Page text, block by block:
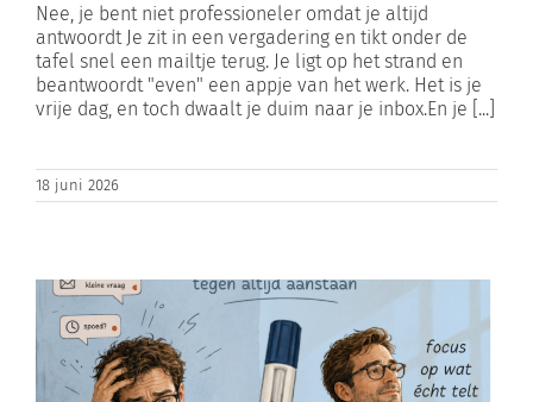
Nee, je bent niet professioneler omdat je altijd
antwoordt Je zit in een vergadering en tikt onder de
tafel snel een mailtje terug. Je ligt op het strand en
beantwoordt "even" een appje van het werk. Het is je
vrije dag, en toch dwaalt je duim naar je inbox.En je [...]
18 juni 2026